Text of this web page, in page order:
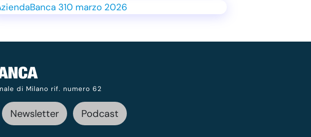
di Milano rif. numero 62
Newsletter Podcast